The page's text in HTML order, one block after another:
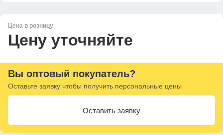
Цена в розницу
Цену уточняйте
Вы оптовый покупатель?
Оставьте заявку чтобы получить персональные цены
Оставить заявку